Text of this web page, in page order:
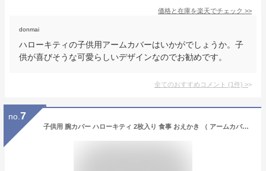
価格と在庫を楽天でチェック >>
donmai
ハローキティの子供用アームカバーはいかがでしょうか。子
供が喜びそうな可愛らしいデザインなのでお勧めです。
全てのおすすめコメント (1件) >
no. 7
子供用 腕カバー ハローキティ 2枚入り 食事 おえかき （ アームカバー 食事用アームカバー 袖カバー お絵描き 撥水加工 食事用 カバー 汚れ防止 洗える こども 子ども キッズ キティ キャラクター ）